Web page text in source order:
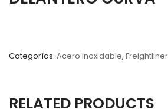
Categorías: Acero inoxidable, Freightliner
RELATED PRODUCTS